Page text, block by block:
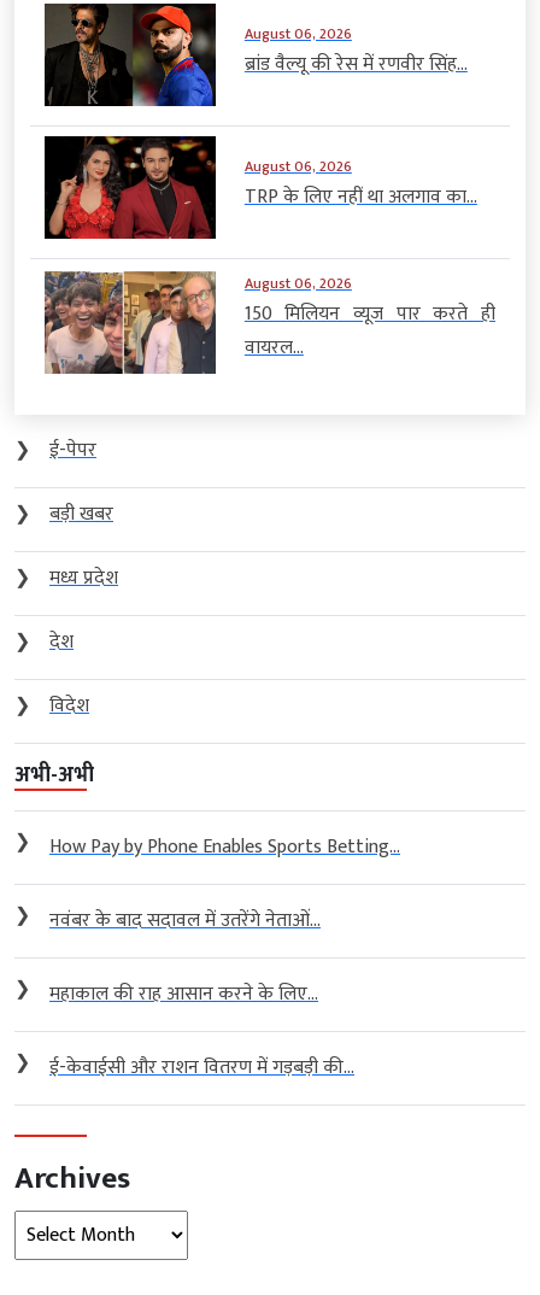
August 06, 2026
ब्रांड वैल्यू की रेस में रणवीर सिंह...
August 06, 2026
TRP के लिए नहीं था अलगाव का...
August 06, 2026
150 मिलियन व्यूज पार करते ही
वायरल...
❯
ई-पेपर
❯
बड़ी खबर
❯
मध्य प्रदेश
❯
देश
❯
विदेश
अभी-अभी
❯ How Pay by Phone Enables Sports Betting...
❯ नवंबर के बाद सदावल में उतरेंगे नेताओं...
❯ महाकाल की राह आसान करने के लिए...
❯ ई-केवाईसी और राशन वितरण में गड़बड़ी की...
Archives
Archives